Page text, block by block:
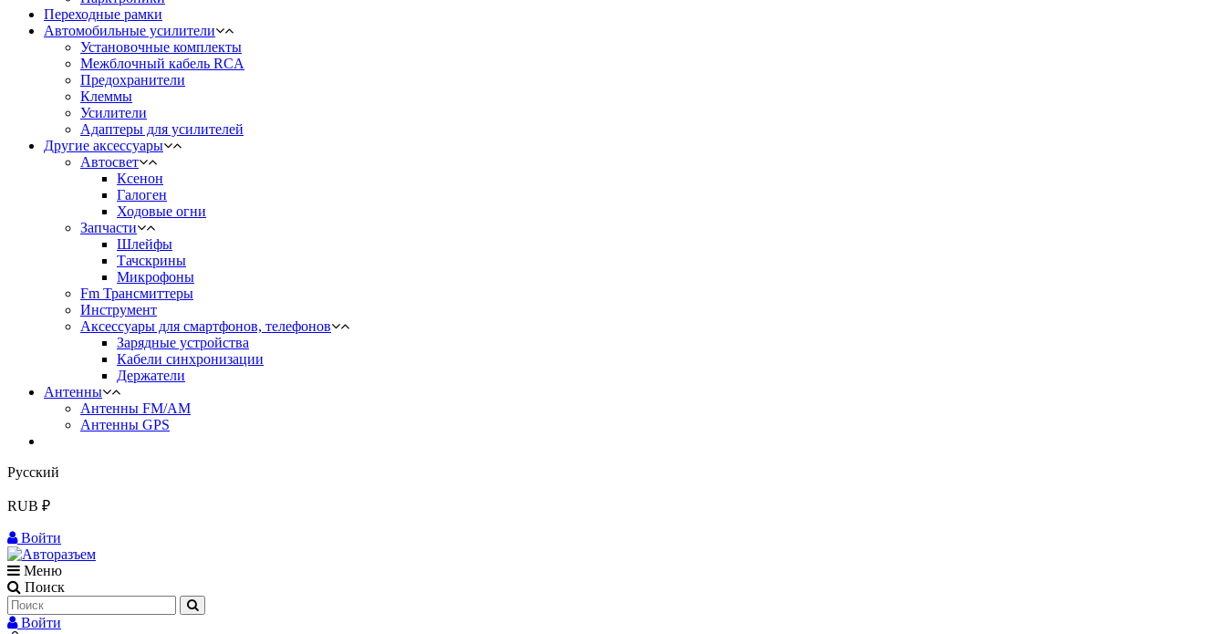
Переходные рамки
Автомобильные усилители
Установочные комплекты
Межблочный кабель RCA
Предохранители
Клеммы
Усилители
Адаптеры для усилителей
Другие аксессуары
Автосвет
Ксенон
Галоген
Ходовые огни
Запчасти
Шлейфы
Тачскрины
Микрофоны
Fm Трансмиттеры
Инструмент
Аксессуары для смартфонов, телефонов
Зарядные устройства
Кабели синхронизации
Держатели
Антенны
Антенны FM/AM
Антенны GPS
Русский
RUB ₽
Войти
Меню
Поиск
Войти